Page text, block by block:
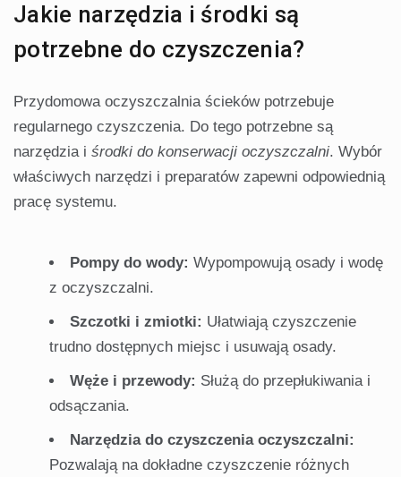
Jakie narzędzia i środki są
potrzebne do czyszczenia?
Przydomowa oczyszczalnia ścieków potrzebuje
regularnego czyszczenia. Do tego potrzebne są
narzędzia i środki do konserwacji oczyszczalni. Wybór
właściwych narzędzi i preparatów zapewni odpowiednią
pracę systemu.
Pompy do wody: Wypompowują osady i wodę
z oczyszczalni.
Szczotki i zmiotki: Ułatwiają czyszczenie
trudno dostępnych miejsc i usuwają osady.
Węże i przewody: Służą do przepłukiwania i
odsączania.
Narzędzia do czyszczenia oczyszczalni:
Pozwalają na dokładne czyszczenie różnych